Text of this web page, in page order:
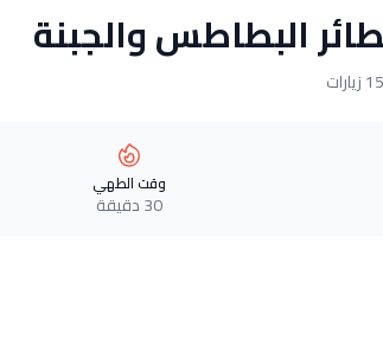
البطاطس والجبنة
وقت الطهي
30 دقيقة